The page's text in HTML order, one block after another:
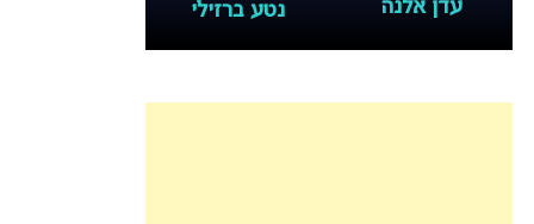
עדן אלנה נטע ברזילי